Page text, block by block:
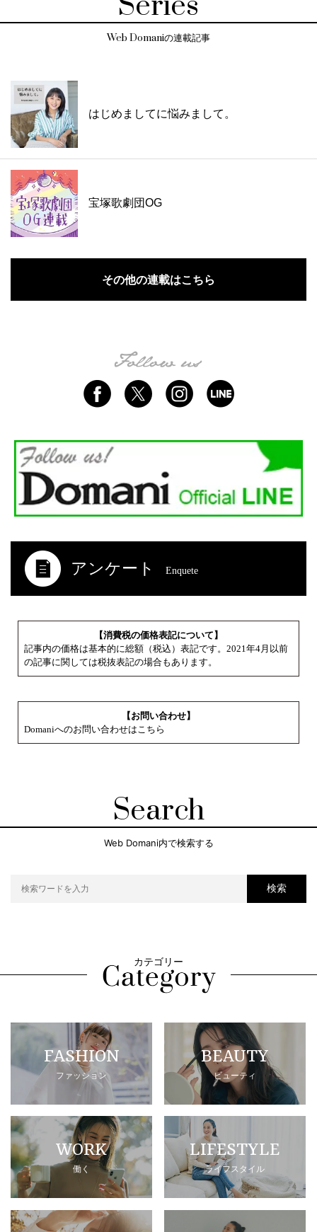
Web Domaniの連載記事
はじめましてに悩みまして。
宝塚歌劇団OG
その他の連載はこちら
アンケート Enquete
【消費税の価格表記について】
記事内の価格は基本的に総額（税込）表記です。2021年4月以前
の記事に関しては税抜表記の場合もあります。
【お問い合わせ】
Domaniへのお問い合わせはこちら
Search
Web Domani内で検索する
検索
カテゴリー
FASHION
ファッション
BEAUTY
ビューティ
WORK
働く
LIFESTYLE
ライフスタイル